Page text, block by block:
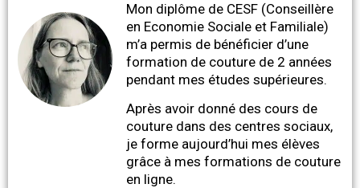
Mon diplôme de CESF (Conseillère
en Economie Sociale et Familiale)
m’a permis de bénéficier d’une
formation de couture de 2 années
pendant mes études supérieures.
Après avoir donné des cours de
couture dans des centres sociaux,
je forme aujourd’hui mes élèves
grâce à mes formations de couture
en ligne.